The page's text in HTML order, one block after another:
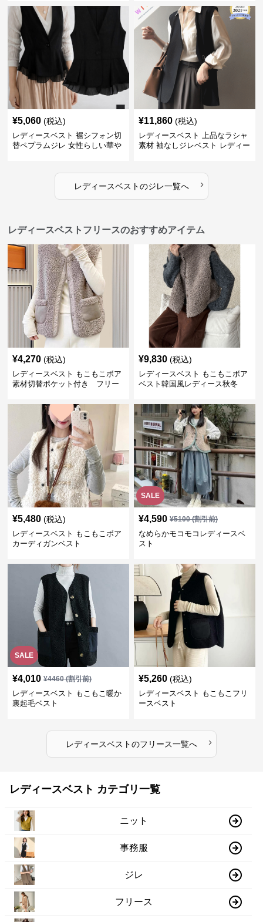
¥5,060 (税込)
レディースベスト 裾シフォン切
替ペプラムジレ 女性らしい華や
¥11,860 (税込)
レディースベスト 上品なラシャ
素材 袖なしジレベスト レディー
レディースベストのジレ一覧へ ›
レディースベストフリースのおすすめアイテム
¥4,270 (税込)
レディースベスト もこもこボア
素材切替ポケット付き フリー
¥9,830 (税込)
レディースベスト もこもこボア
ベスト韓国風レディース秋冬
¥5,480 (税込)
レディースベスト もこもこボア
カーディガンベスト
SALE
¥4,590 ¥5100(割引前)
なめらかモコモコレディースベ
スト
SALE
¥4,010 ¥4460(割引前)
レディースベスト もこもこ暖か
裏起毛ベスト
¥5,260 (税込)
レディースベスト もこもこフリ
ースベスト
レディースベストのフリース一覧へ ›
レディースベスト カテゴリ一覧
ニット
事務服
ジレ
フリース